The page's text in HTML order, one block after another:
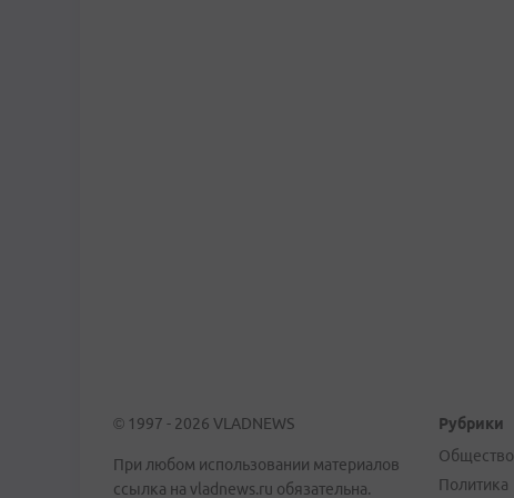
© 1997 - 2026 VLADNEWS
При любом использовании материалов
ссылка на vladnews.ru обязательна.
Рубрики
Общество
Политика